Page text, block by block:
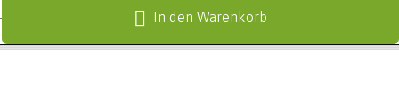
In den Warenkorb